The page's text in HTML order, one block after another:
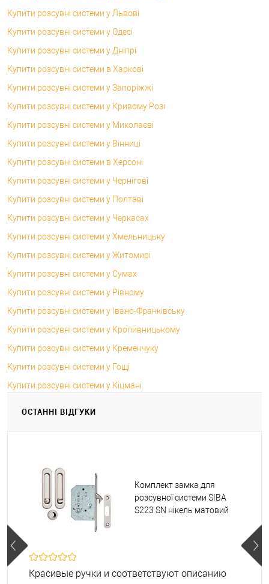
Купити розсувні системи у Львові
Купити розсувні системи у Одесі
Купити розсувні системи у Дніпрі
Купити розсувні системи в Харкові
Купити розсувні системи у Запоріжжі
Купити розсувні системи у Кривому Розі
Купити розсувні системи у Миколаєві
Купити розсувні системи у Вінниці
Купити розсувні системи в Херсоні
Купити розсувні системи у Чернігові
Купити розсувні системи у Полтаві
Купити розсувні системи у Черкасах
Купити розсувні системи у Хмельницьку
Купити розсувні системи у Житомирі
Купити розсувні системи у Сумах
Купити розсувні системи у Рівному
Купити розсувні системи у Івано-Франківську
Купити розсувні системи у Кропивницькому
Купити розсувні системи у Кременчуку
Купити розсувні системи у Гощі
Купити розсувні системи у Кіцмані
ОСТАННІ ВІДГУКИ
Комплект замка для
розсувної системи SIBA
S223 SN нікель матовий
Красивые ручки и соответствуют описанию